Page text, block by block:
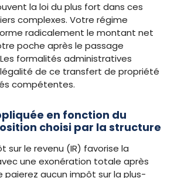
la loi du plus fort dans ces
complexes. Votre régime
radicalement le montant net
poche après le passage
formalités administratives
de ce transfert de propriété
compétentes.
en fonction du
choisi par la structure
sur le revenu (IR) favorise la
une exonération totale après
paierez aucun impôt sur la plus-